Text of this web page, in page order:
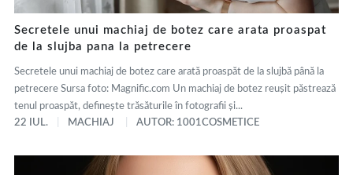
Secretele unui machiaj de botez care arata proaspat
de la slujba pana la petrecere
Secretele unui machiaj de botez care arată proaspăt de la slujbă până la
petrecere Sursa foto: Magnific.com Un machiaj de botez reușit păstrează
tenul proaspăt, definește trăsăturile în fotografii și...
22 IUL.
MACHIAJ AUTOR: 1001COSMETICE